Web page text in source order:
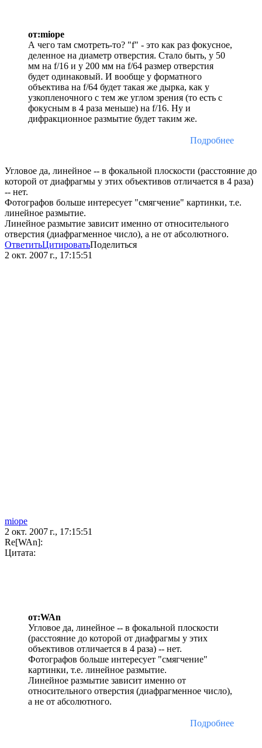
от:miope
А чего там смотреть-то? "f" - это как раз фокусное,
деленное на диаметр отверстия. Стало быть, у 50
мм на f/16 и у 200 мм на f/64 размер отверстия
будет одинаковый. И вообще у форматного
объектива на f/64 будет такая же дырка, как у
узкопленочного с тем же углом зрения (то есть с
фокусным в 4 раза меньше) на f/16. Ну и
дифракционное размытие будет таким же.
Подробнее
Угловое да, линейное -- в фокальной плоскости (расстояние до
которой от диафрагмы у этих объективов отличается в 4 раза)
-- нет.
Фотографов больше интересует "смягчение" картинки, т.е.
линейное размытие.
Линейное размытие зависит именно от относительного
отверстия (диафрагменное число), а не от абсолютного.
ОтветитьЦитироватьПоделиться
2 окт. 2007 г., 17:15:51
miope
2 окт. 2007 г., 17:15:51
Re[WAn]:
Цитата:
от:WAn
Угловое да, линейное -- в фокальной плоскости
(расстояние до которой от диафрагмы у этих
объективов отличается в 4 раза) -- нет.
Фотографов больше интересует "смягчение"
картинки, т.е. линейное размытие.
Линейное размытие зависит именно от
относительного отверстия (диафрагменное число),
а не от абсолютного.
Подробнее